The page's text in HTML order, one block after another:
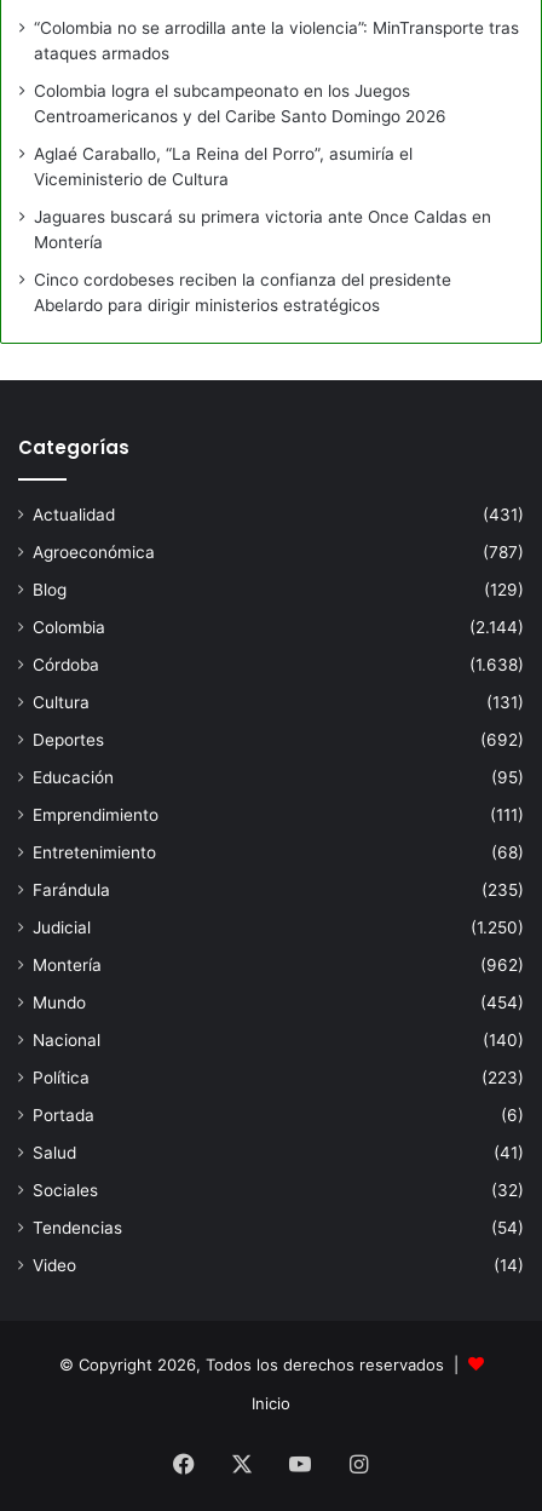
“Colombia no se arrodilla ante la violencia”: MinTransporte tras
ataques armados
Colombia logra el subcampeonato en los Juegos
Centroamericanos y del Caribe Santo Domingo 2026
Aglaé Caraballo, “La Reina del Porro”, asumiría el
Viceministerio de Cultura
Jaguares buscará su primera victoria ante Once Caldas en
Montería
Cinco cordobeses reciben la confianza del presidente
Abelardo para dirigir ministerios estratégicos
Categorías
Actualidad
(431)
Agroeconómica
(787)
Blog
(129)
Colombia
(2.144)
Córdoba
(1.638)
Cultura
(131)
Deportes
(692)
Educación
(95)
Emprendimiento
(111)
Entretenimiento
(68)
Farándula
(235)
Judicial
(1.250)
Montería
(962)
Mundo
(454)
Nacional
(140)
Política
(223)
Portada
(6)
Salud
(41)
Sociales
(32)
Tendencias
(54)
Video
(14)
© Copyright 2026, Todos los derechos reservados |
Inicio
Facebook YouTubeInstagram